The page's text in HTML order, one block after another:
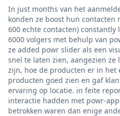
In just months van het
konden ze boost hun contacten
600 echte contacten)
6000 volgers met behulp van
ze added powr slider als een
snel te laten zien, aangezien
zijn, hoe de producten er in het
producten goed zien en gaf
ervaring op locatie. in feite
interactie hadden met powr-
betrokken waren dan enige